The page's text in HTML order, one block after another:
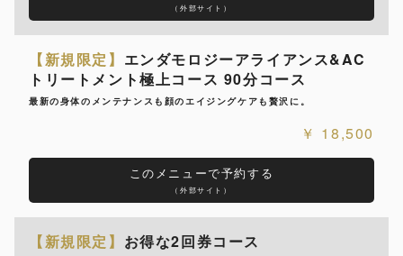
（外部サイト）
【新規限定】 エンダモロジーアライアンス&AC
トリートメント極上コース 90分コース
最新の身体のメンテナンスも顔のエイジングケアも贅沢に。
18,500
このメニューで予約する
（外部サイト）
【新規限定】 お得な2回券コース